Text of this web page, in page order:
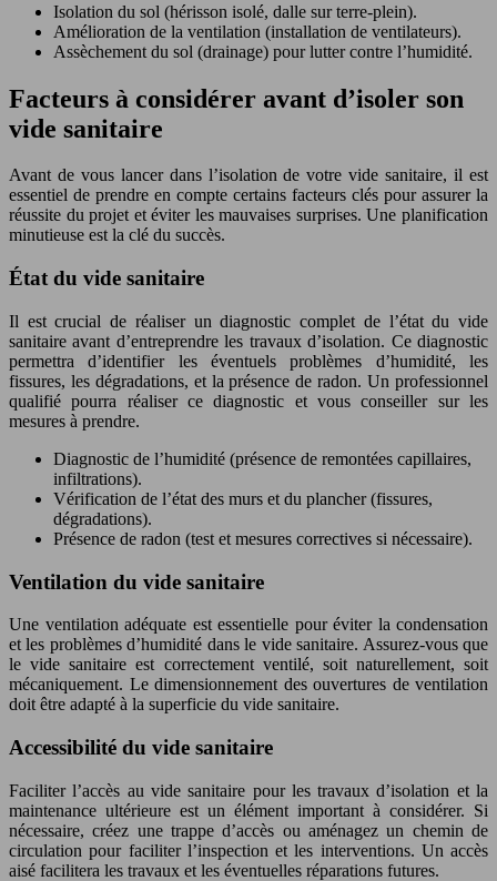
Isolation du sol (hérisson isolé, dalle sur terre-plein).
Amélioration de la ventilation (installation de ventilateurs).
Assèchement du sol (drainage) pour lutter contre l’humidité.
Facteurs à considérer avant d’isoler son
vide sanitaire
Avant de vous lancer dans l’isolation de votre vide sanitaire, il est
essentiel de prendre en compte certains facteurs clés pour assurer la
réussite du projet et éviter les mauvaises surprises. Une planification
minutieuse est la clé du succès.
État du vide sanitaire
Il est crucial de réaliser un diagnostic complet de l’état du vide
sanitaire avant d’entreprendre les travaux d’isolation. Ce diagnostic
permettra d’identifier les éventuels problèmes d’humidité, les
fissures, les dégradations, et la présence de radon. Un professionnel
qualifié pourra réaliser ce diagnostic et vous conseiller sur les
mesures à prendre.
Diagnostic de l’humidité (présence de remontées capillaires,
infiltrations).
Vérification de l’état des murs et du plancher (fissures,
dégradations).
Présence de radon (test et mesures correctives si nécessaire).
Ventilation du vide sanitaire
Une ventilation adéquate est essentielle pour éviter la condensation
et les problèmes d’humidité dans le vide sanitaire. Assurez-vous que
le vide sanitaire est correctement ventilé, soit naturellement, soit
mécaniquement. Le dimensionnement des ouvertures de ventilation
doit être adapté à la superficie du vide sanitaire.
Accessibilité du vide sanitaire
Faciliter l’accès au vide sanitaire pour les travaux d’isolation et la
maintenance ultérieure est un élément important à considérer. Si
nécessaire, créez une trappe d’accès ou aménagez un chemin de
circulation pour faciliter l’inspection et les interventions. Un accès
aisé facilitera les travaux et les éventuelles réparations futures.